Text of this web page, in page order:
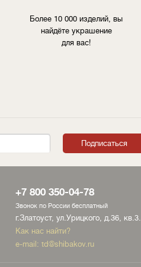
Более 10 000 изделий, вы
найдёте украшение
для вас!
+7 800 350-04-78
Звонок по России бесплатный
г.Златоуст, ул.Урицкого, д.36, кв.3.
Как нас найти?
e-mail: td@shibakov.ru